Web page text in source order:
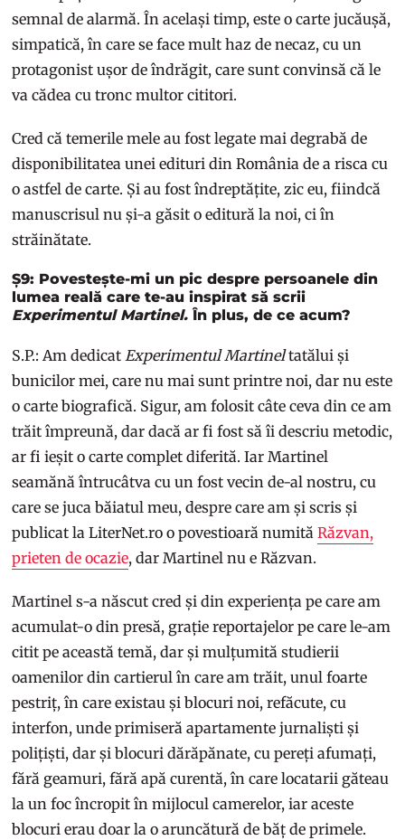
semnal de alarmă. În același timp, este o carte jucăușă,
simpatică, în care se face mult haz de necaz, cu un
protagonist ușor de îndrăgit, care sunt convinsă că le
va cădea cu tronc multor cititori.
Cred că temerile mele au fost legate mai degrabă de
disponibilitatea unei edituri din România de a risca cu
o astfel de carte. Și au fost îndreptățite, zic eu, fiindcă
manuscrisul nu și-a găsit o editură la noi, ci în
străinătate.
Ș9: Povestește-mi un pic despre persoanele din
lumea reală care te-au inspirat să scrii
Experimentul Martinel.În plus, de ce acum?
S.P.: Am dedicatExperimentul Martineltatălui și
bunicilor mei, care nu mai sunt printre noi, dar nu este
o carte biografică. Sigur, am folosit câte ceva din ce am
trăit împreună, dar dacă ar fi fost să îi descriu metodic,
ar fi ieșit o carte complet diferită. Iar Martinel
seamănă întrucâtva cu un fost vecin de-al nostru, cu
care se juca băiatul meu, despre care am și scris și
publicat la LiterNet.ro o povestioară numităRăzvan,
prieten de ocazie, dar Martinel nu e Răzvan.
Martinel s-a născut cred și din experiența pe care am
acumulat-o din presă, grație reportajelor pe care le-am
citit pe această temă, dar și mulțumită studierii
oamenilor din cartierul în care am trăit, unul foarte
pestriț, în care existau și blocuri noi, refăcute, cu
interfon, unde primiseră apartamente jurnaliști și
polițiști, dar și blocuri dărăpănate, cu pereți afumați,
fără geamuri, fără apă curentă, în care locatarii găteau
la un foc încropit în mijlocul camerelor, iar aceste
blocuri erau doar la o aruncătură de băț de primele.